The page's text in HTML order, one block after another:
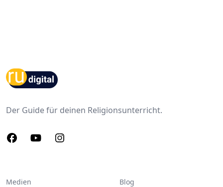
Footer
Der Guide für deinen Religionsunterricht.
FacebookYoutubeInstagram
Medien Blog